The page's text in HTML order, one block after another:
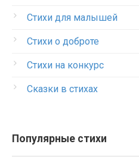
Стихи для малышей
Стихи о доброте
Стихи на конкурс
Сказки в стихах
Популярные стихи